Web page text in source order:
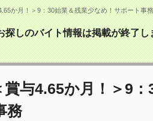
か月！＞9：30始業＆残業少なめ！サポート事
探しのバイト情報は掲載が終了し
賞与4.65か月！＞9
務